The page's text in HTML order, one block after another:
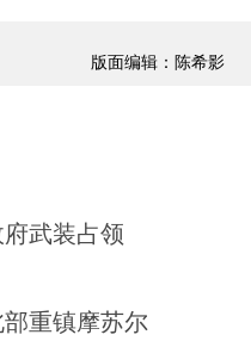
版面编辑：陈希影
武装占领
重镇摩苏尔